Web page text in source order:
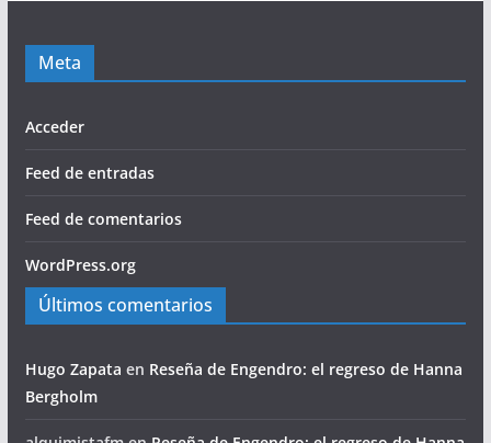
Meta
Acceder
Feed de entradas
Feed de comentarios
WordPress.org
Últimos comentarios
Hugo Zapata en Reseña de Engendro: el regreso de Hanna
Bergholm